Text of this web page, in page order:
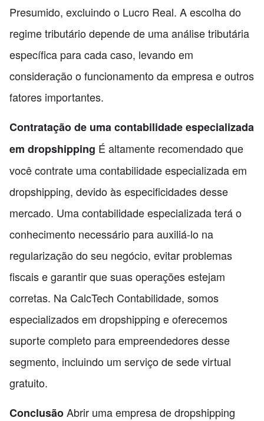
Presumido, excluindo o Lucro Real. A escolha do
regime tributário depende de uma análise tributária
específica para cada caso, levando em
consideração o funcionamento da empresa e outros
fatores importantes.
Contratação de uma contabilidade especializada
em dropshipping É altamente recomendado que
você contrate uma contabilidade especializada em
dropshipping, devido às especificidades desse
mercado. Uma contabilidade especializada terá o
conhecimento necessário para auxiliá-lo na
regularização do seu negócio, evitar problemas
fiscais e garantir que suas operações estejam
corretas. Na CalcTech Contabilidade, somos
especializados em dropshipping e oferecemos
suporte completo para empreendedores desse
segmento, incluindo um serviço de sede virtual
gratuito.
ConclusãoAbrir uma empresa de dropshipping